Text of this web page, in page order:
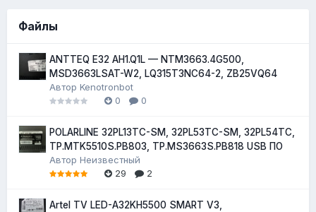
Файлы
ANTTEQ E32 AH1.Q1L — NTM3663.4G500,
MSD3663LSAT-W2, LQ315T3NC64-2, ZB25VQ64
Автор Kenotronbot
0
0
POLARLINE 32PL13TC-SM, 32PL53TC-SM, 32PL54TC,
TP.MTK5510S.PB803, TP.MS3663S.PB818 USB ПО
Автор Неизвестный
29
2
Artel TV LED-A32KH5500 SMART V3,